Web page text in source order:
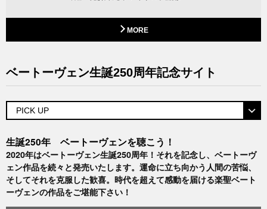
MORE
ベートーヴェン生誕250周年記念サイト
生誕250年 ベートーヴェンを聴こう！
2020年はベートーヴェン生誕250周年！それを記念し、ベートーヴ
ェン作品を続々と発売いたします。運命に立ち向かう人間の苦悩、
そしてそれを克服した歓喜。時代を超えて感動を届ける楽聖ベート
ーヴェンの作品をご堪能下さい！